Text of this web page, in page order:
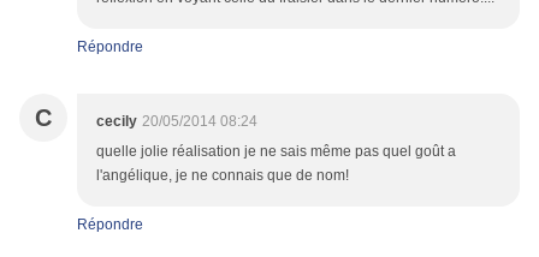
Répondre
C cecily 20/05/2014 08:24
quelle jolie réalisation je ne sais même pas quel goût a
l'angélique, je ne connais que de nom!
Répondre